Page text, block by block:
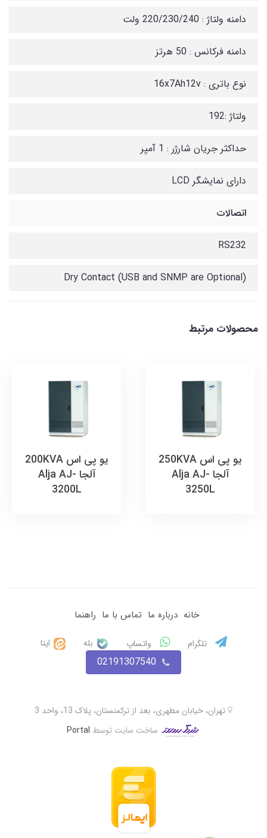
دامنه ولتاژ : 220/230/240 ولت
دامنه فرکانس : 50 هرتز
نوع باتری : 16x7Ah12v
ولتاژ :192
حداکثر جریان شارژر : 1 آمپر
دارای نمایشگر LCD
اتصالات
RS232
Dry Contact (USB and SNMP are Optional)
محصولات مرتبط
یو پی اس 250KVA
آلجا Alja AJ-
3250L
یو پی اس 200KVA
آلجا Alja AJ-
3200L
خانه درباره ما تماس با ما راهنما
تلگرام واتساپ بله ایتا
02191307540
ساخت سایت توسط Portal
تهران، خیابان مطهری، بعد از ترکمنستان، پلاک 13، واحد 3